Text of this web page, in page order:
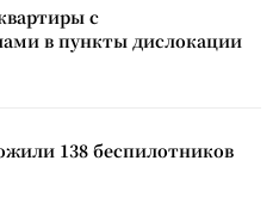
с
в пункты дислокации
138 беспилотников